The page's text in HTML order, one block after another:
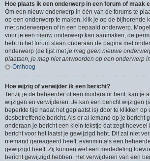
Hoe plaats ik een onderwerp in een forum of maak
Om een nieuw onderwerp in één van de forums te
op een onderwerp te maken, klik je op de bijhorende
met onderwerpen of in een bepaald onderwerp.
voor je een nieuw onderwerp kan aanmaken, de
hebt in het forum staan onderaan de pagina met
onderwerp (de lijst metje mag geen nieuwe
plaatsen, je mag niet antwoorden op een onderwerp
Omhoog
Hoe wijzig of verwijder ik een bericht?
Tenzij je de beheerder of een moderator bent, kan je
wijzigen en verwijderen. Je kan een bericht wijzigen
beperkte tijd nadat het geplaatst is) door te klikken op
desbetreffende bericht. Als er al iemand op je bericht
onderaan je bericht een klein tekstje dat zegt hoeveel
bericht voor het laatst je gewijzigd hebt. Dit zal niet
niemand gereageerd heeft, evenmin als een
gewijzigd heeft. Zij kunnen wel een mededeling
bericht gewijzigd hebben. Het verwijderen van een